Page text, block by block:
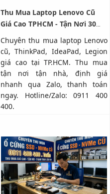
Thu Mua Laptop Lenovo Cũ
Giá Cao TPHCM - Tận Nơi 30
Phút
Chuyên thu mua laptop Lenovo
cũ, ThinkPad, IdeaPad, Legion
giá cao tại TP.HCM. Thu mua
tận nơi tận nhà, định giá
nhanh qua Zalo, thanh toán
ngay. Hotline/Zalo: 0911 400
400.